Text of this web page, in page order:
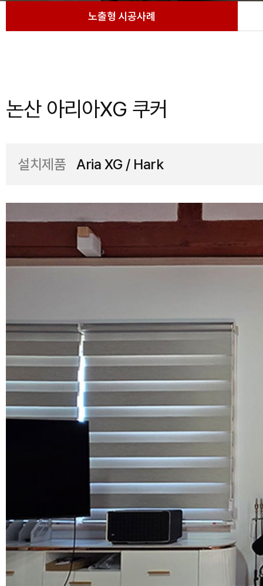
노출형 시공사례
논산 아리아XG 쿠커
설치제품 Aria XG / Hark